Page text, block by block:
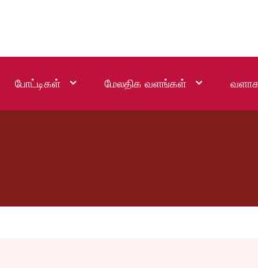
போட்டிகள் மேலதிக வளங்கள்